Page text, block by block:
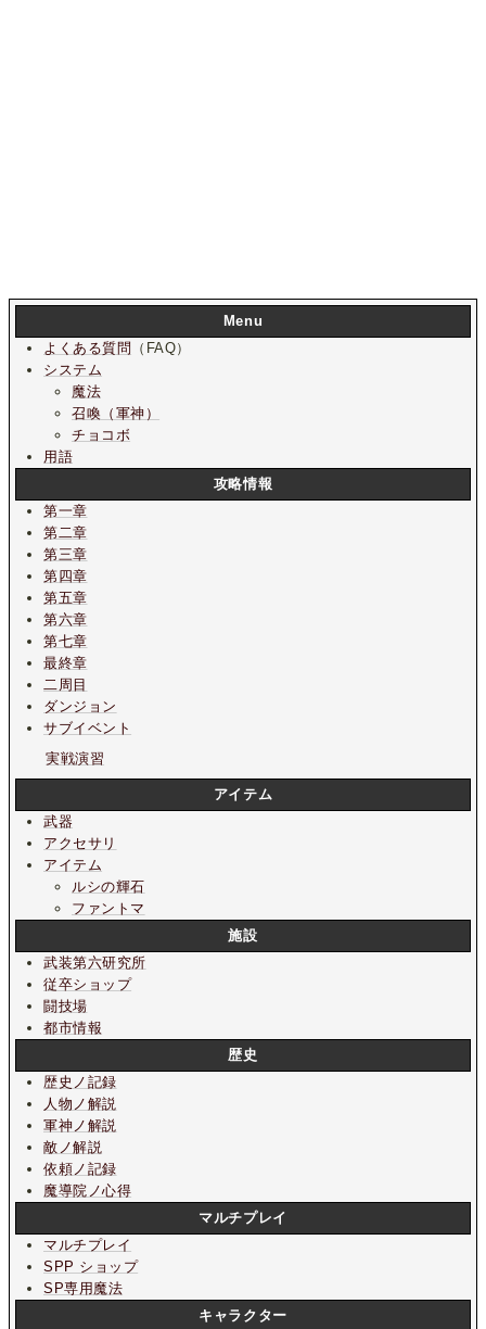
Menu
よくある質問 （FAQ）
システム
魔法
召喚（軍神）
チョコボ
用語
攻略情報
第一章
第二章
第三章
第四章
第五章
第六章
第七章
最終章
二周目
ダンジョン
サブイベント
実戦演習
アイテム
武器
アクセサリ
アイテム
ルシの輝石
ファントマ
施設
武装第六研究所
従卒ショップ
闘技場
都市情報
歴史
歴史ノ記録
人物ノ解説
軍神ノ解説
敵ノ解説
依頼ノ記録
魔導院ノ心得
マルチプレイ
マルチプレイ
SPP ショップ
SP専用魔法
キャラクター